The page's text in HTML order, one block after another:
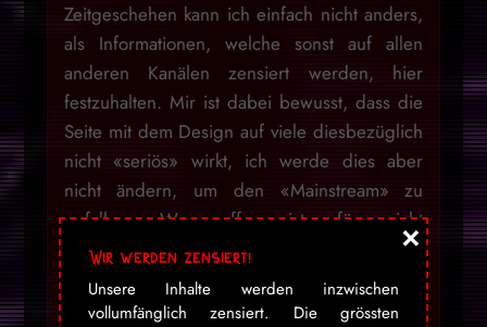
Zeitgeschehen kann ich einfach nicht anders,
als Informationen, welche sonst auf allen
anderen Kanälen zensiert werden, hier
festzuhalten. Mir ist dabei bewusst, dass die
Seite mit dem Design auf viele diesbezüglich
nicht «seriös» wirkt, ich werde dies aber
nicht ändern, um den «Mainstream» zu
gefallen. Wer offen ist, für nicht
staatskonforme Informationen, sieht den Inhalt
und nicht die Verpackung. Ich habe die
letzten 2 Jahre genügend versucht,
Wir werden zensiert!
Unsere Inhalte werden inzwischen
vollumfänglich zensiert. Die grössten
×